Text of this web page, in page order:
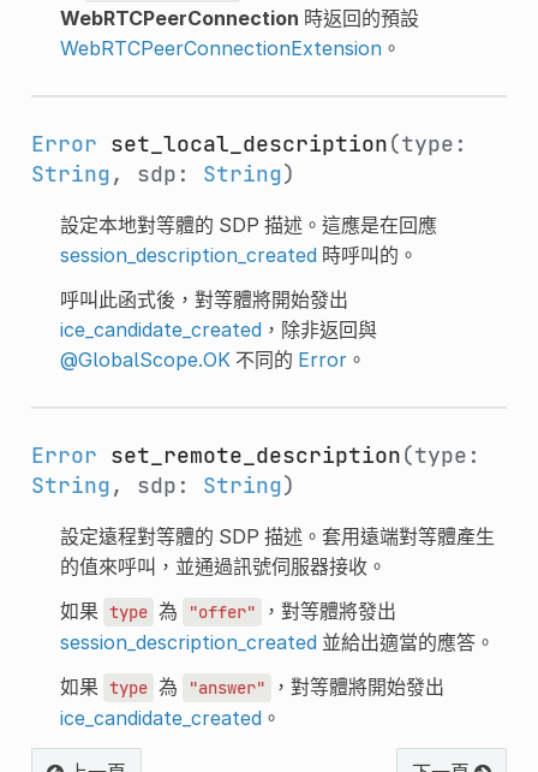
WebRTCPeerConnection 時返回的預設
WebRTCPeerConnectionExtension。
Error set_local_description(type:
String, sdp: String)
設定本地對等體的 SDP 描述。這應是在回應
session_description_created時呼叫的。
呼叫此函式後，對等體將開始發出
ice_candidate_created，除非返回與
@GlobalScope.OK不同的 Error。
Error set_remote_description(type:
String, sdp: String)
設定遠程對等體的 SDP 描述。套用遠端對等體產生
的值來呼叫，並通過訊號伺服器接收。
如果 type 為 "offer"
，對等體將發出
session_description_created並給出適當的應答。
如果 type 為 "answer"
，對等體將開始發出
ice_candidate_created。